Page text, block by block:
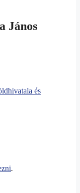
János
és
.